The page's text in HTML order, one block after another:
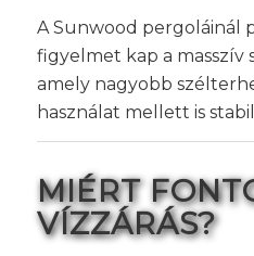
A Sunwood pergoláinál
figyelmet kap a masszív
amely nagyobb
használat mellett is
MIÉRT
VÍZZÁRÁS?